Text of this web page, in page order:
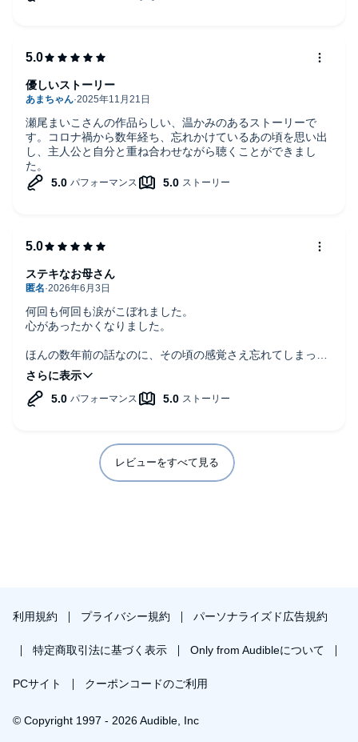
瀬尾まいこさんの作品らしい、温かみのあるストーリーで
す。コロナ禍から数年経ち、忘れかけているあの頃を思い出
し、主人公と自分と重ね合わせながら聴くことができまし
た。
優しいストーリー
何回も何回も涙がこぼれました。
心があったかくなりました。
ほんの数年前の話なのに、その頃の感覚さえ忘れてしまって
いた自分に気づき、色々考えさせられました。
ステキなお母さん
レビューをすべて見る
利用規約 プライバシー規約 パーソナライズド広告規約
特定商取引法に基づく表示 Only from Audibleについて
PCサイト クーポンコードのご利用
© Copyright 1997 - 2026 Audible, Inc